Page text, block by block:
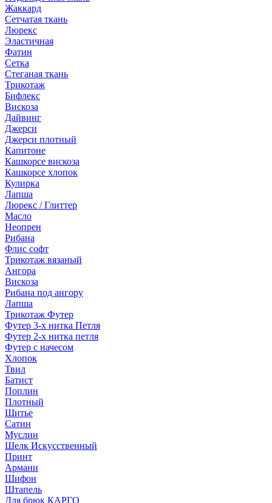
Жаккард
Сетчатая ткань
Люрекс
Эластичная
Фатин
Сетка
Стеганая ткань
Трикотаж
Бифлекс
Вискоза
Дайвинг
Джерси
Джерси плотный
Капитоне
Кашкорсе вискоза
Кашкорсе хлопок
Кулирка
Лапша
Люрекс / Глиттер
Масло
Неопрен
Рибана
Флис софт
Трикотаж вязаный
Ангора
Вискоза
Рибана под ангору
Лапша
Трикотаж Футер
Футер 3-х нитка Петля
Футер 2-х нитка петля
Футер с начесом
Хлопок
Твил
Батист
Поплин
Плотный
Шитье
Сатин
Муслин
Шелк Искусственный
Принт
Армани
Шифон
Штапель
Для брюк КАРГО